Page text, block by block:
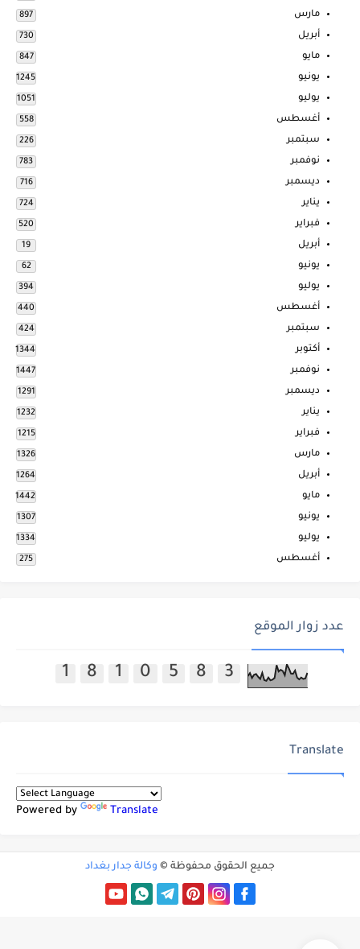
مارس 897
أبريل 730
مايو 847
يونيو 1245
يوليو 1051
أغسطس 558
سبتمبر 226
نوفمبر 783
ديسمبر 716
يناير 724
فبراير 520
أبريل 19
يونيو 62
يوليو 394
أغسطس 440
سبتمبر 424
أكتوبر 1344
نوفمبر 1447
ديسمبر 1291
يناير 1232
فبراير 1215
مارس 1326
أبريل 1264
مايو 1442
يونيو 1307
يوليو 1334
أغسطس 275
عدد زوار الموقع
1 8 1 0 5 8 3
Translate
Powered by Translate
جميع الحقوق محفوظة © وكالة جدار بغداد